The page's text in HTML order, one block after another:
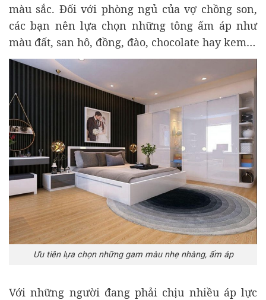
màu sắc. Đối với phòng ngủ của vợ chồng son,
các bạn nên lựa chọn những tông ấm áp như
màu đất, san hô, đồng, đào, chocolate hay kem…
Ưu tiên lựa chọn những gam màu nhẹ nhàng, ấm áp
Với những người đang phải chịu nhiều áp lực